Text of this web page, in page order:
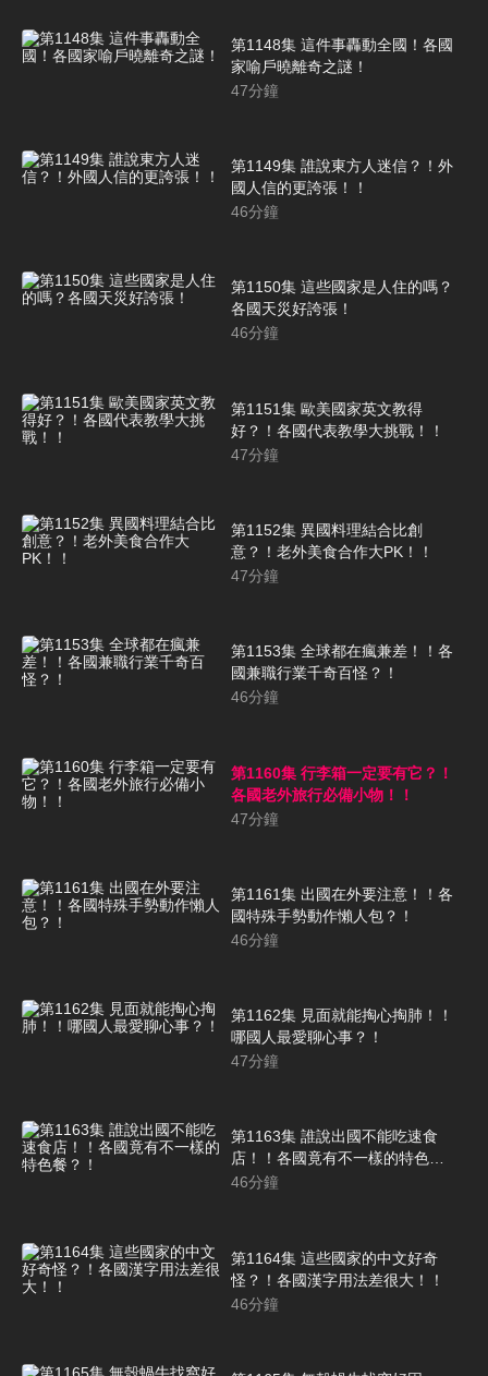
第1148集 這件事轟動全國！各國
家喻戶曉離奇之謎！
47分鐘
第1149集 誰說東方人迷信？！外
國人信的更誇張！！
46分鐘
第1150集 這些國家是人住的嗎？
各國天災好誇張！
46分鐘
第1151集 歐美國家英文教得
好？！各國代表教學大挑戰！！
47分鐘
第1152集 異國料理結合比創
意？！老外美食合作大PK！！
47分鐘
第1153集 全球都在瘋兼差！！各
國兼職行業千奇百怪？！
46分鐘
第1160集 行李箱一定要有它？！
各國老外旅行必備小物！！
47分鐘
第1161集 出國在外要注意！！各
國特殊手勢動作懶人包？！
46分鐘
第1162集 見面就能掏心掏肺！！
哪國人最愛聊心事？！
47分鐘
第1163集 誰說出國不能吃速食
店！！各國竟有不一樣的特色
餐？！
46分鐘
第1164集 這些國家的中文好奇
怪？！各國漢字用法差很大！！
46分鐘